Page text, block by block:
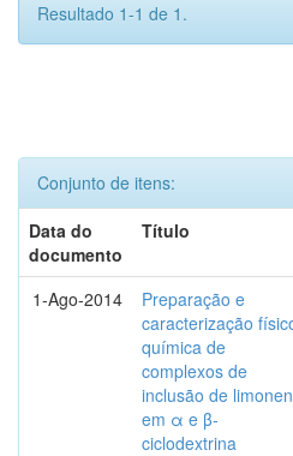
Resultado 1-1 de 1.
Conjunto de itens:
Data do
documento
Título
1-Ago-2014
Preparação e
caracterização
química de
complexos de
inclusão de
em α e β-
ciclodextrina